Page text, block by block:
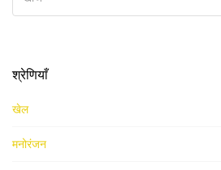
श्रेणियाँ
खेल
मनोरंजन